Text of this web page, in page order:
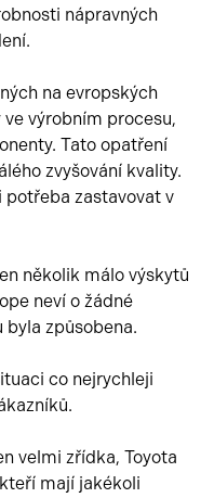
nápravných
na evropských
výrobním procesu,
Tato opatření
zvyšování kvality.
potřeba zastavovat v
několik málo výskytů
neví o žádné
byla způsobena.
co nejrychleji
velmi zřídka, Toyota
mají jakékoli